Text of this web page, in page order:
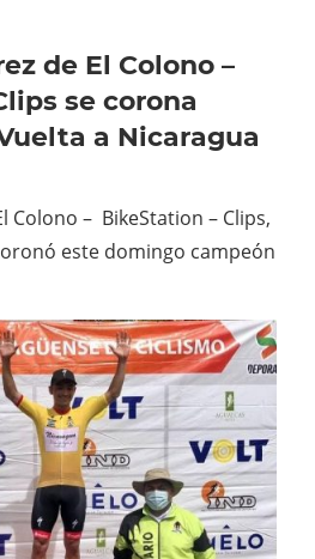
de El Colono –
se corona
a Nicaragua
Colono – BikeStation – Clips,
este domingo campeón